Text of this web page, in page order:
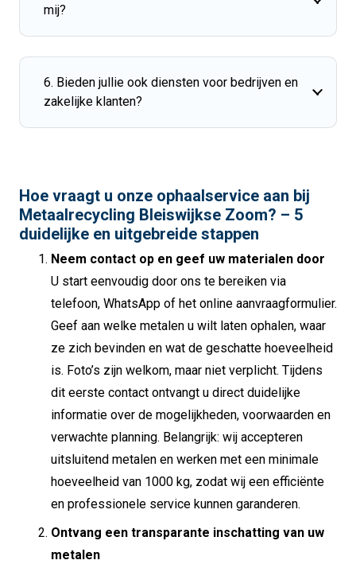
mij?
6. Bieden jullie ook diensten voor bedrijven en
zakelijke klanten?
Hoe vraagt u onze ophaalservice aan bij
Metaalrecycling Bleiswijkse Zoom? – 5
duidelijke en uitgebreide stappen
Neem contact op en geef uw materialen door
U start eenvoudig door ons te bereiken via
telefoon, WhatsApp of het online aanvraagformulier.
Geef aan welke metalen u wilt laten ophalen, waar
ze zich bevinden en wat de geschatte hoeveelheid
is. Foto’s zijn welkom, maar niet verplicht. Tijdens
dit eerste contact ontvangt u direct duidelijke
informatie over de mogelijkheden, voorwaarden en
verwachte planning. Belangrijk: wij accepteren
uitsluitend metalen en werken met een minimale
hoeveelheid van 1000 kg, zodat wij een efficiënte
en professionele service kunnen garanderen.
Ontvang een transparante inschatting van uw
metalen